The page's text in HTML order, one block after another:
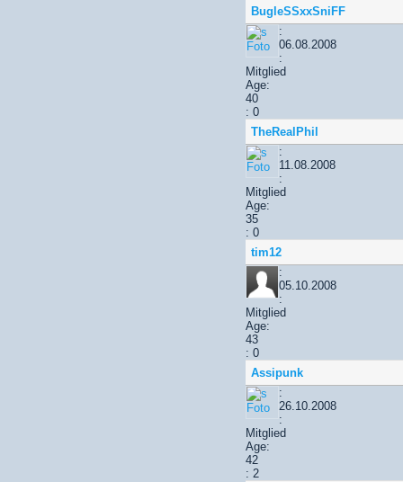
BugleSSxxSniFF
:
06.08.2008
:
Mitglied
Age:
40
: 0
TheRealPhil
:
11.08.2008
:
Mitglied
Age:
35
: 0
tim12
:
05.10.2008
:
Mitglied
Age:
43
: 0
Assipunk
:
26.10.2008
:
Mitglied
Age:
42
: 2